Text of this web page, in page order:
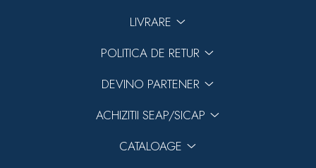
LIVRARE
POLITICA DE RETUR
DEVINO PARTENER
ACHIZITII SEAP/SICAP
CATALOAGE